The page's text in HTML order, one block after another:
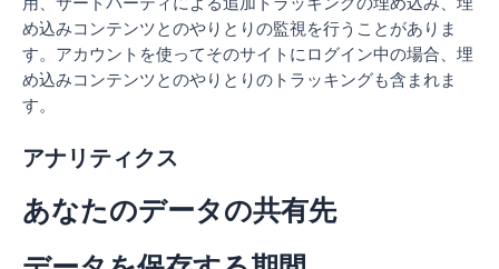
め込みコンテンツとのやりとりの監視を行うことがありま
す。アカウントを使ってそのサイトにログイン中の場合、埋
め込みコンテンツとのやりとりのトラッキングも含まれま
す。
アナリティクス
あなたのデータの共有先